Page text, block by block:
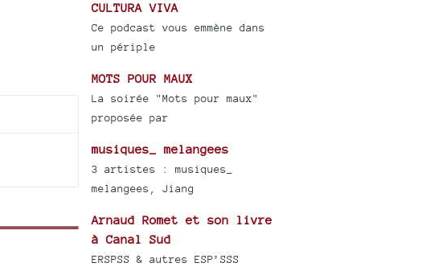
volume.
CULTURA VIVA
Ce podcast vous emmène dans
un périple
MOTS POUR MAUX
La soirée "Mots pour maux"
proposée par
musiques_ melangees
3 artistes : musiques_
melangees, Jiang
Arnaud Romet et son livre
à Canal Sud
ERSPSS & autres ESP’SSS